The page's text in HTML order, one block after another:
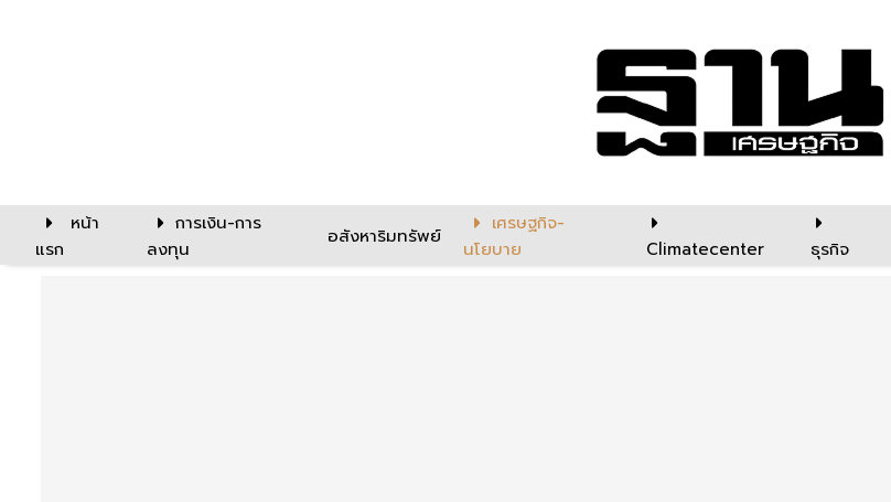
หน้า
แรก
การเงิน-การ
ลงทุน
อสังหาริมทรัพย์
เศรษฐกิจ-
นโยบาย
Climatecenter ธุรกิจ